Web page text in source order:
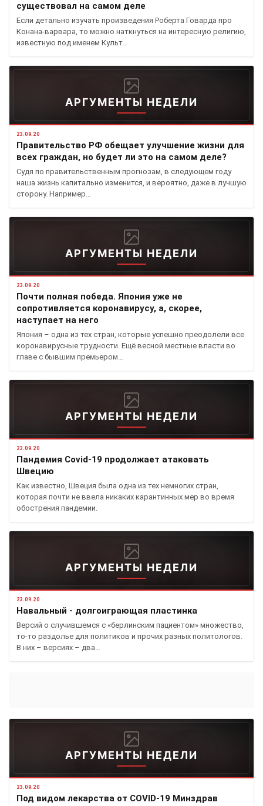
существовал на самом деле
Если детально изучать произведения Роберта Говарда про
Конана-варвара, то можно наткнуться на интересную религию,
известную под именем Культ…
АРГУМЕНТЫ НЕДЕЛИ
23.09.20
Правительство РФ обещает улучшение жизни для
всех граждан, но будет ли это на самом деле?
Судя по правительственным прогнозам, в следующем году
наша жизнь капитально изменится, и вероятно, даже в лучшую
сторону. Например…
АРГУМЕНТЫ НЕДЕЛИ
23.09.20
Почти полная победа. Япония уже не
сопротивляется коронавирусу, а, скорее,
наступает на него
Япония – одна из тех стран, которые успешно преодолели все
коронавирусные трудности. Ещё весной местные власти во
главе с бывшим премьером…
АРГУМЕНТЫ НЕДЕЛИ
23.09.20
Пандемия Covid-19 продолжает атаковать
Швецию
Как известно, Швеция была одна из тех немногих стран,
которая почти не ввела никаких карантинных мер во время
обострения пандемии.
АРГУМЕНТЫ НЕДЕЛИ
23.09.20
Навальный - долгоиграющая пластинка
Версий о случившемся с «берлинским пациентом» множество,
то-то раздолье для политиков и прочих разных политологов.
В них – версиях – два…
АРГУМЕНТЫ НЕДЕЛИ
23.09.20
Под видом лекарства от COVID-19 Минздрав